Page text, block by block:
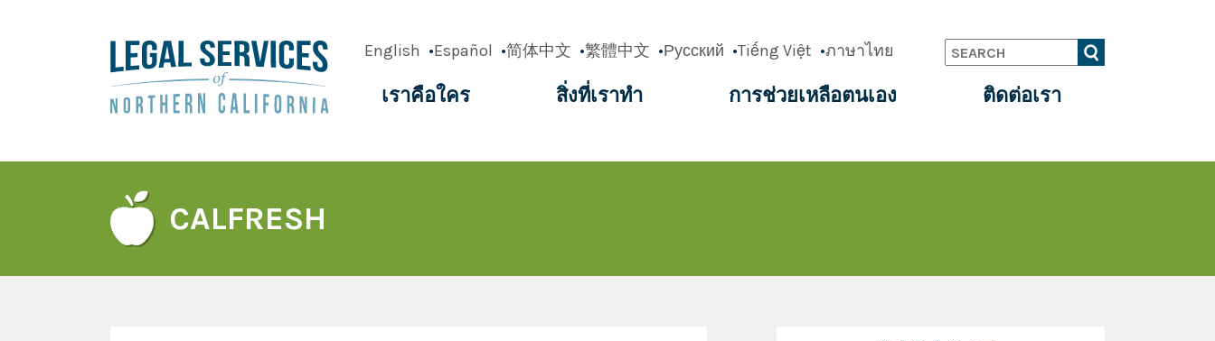
English Español 简体中文 繁體中文 Русский Tiếng Việt ภาษาไทย Search
navigation
เราคือใคร สิ่งที่เราทำ การช่วยเหลือตนเอง ติดต่อเรา
CALFRESH